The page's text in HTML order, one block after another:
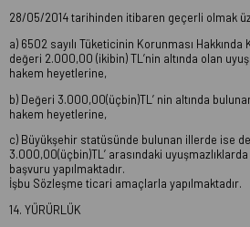
28/05/2014 tarihinden itibaren geçerli olmak
a) 6502 sayılı Tüketicinin Korunması
değeri 2.000,00 (ikibin) TL’nin altında olan
hakem heyetlerine,
b) Değeri 3.000,00(üçbin)TL’ nin altında
hakem heyetlerine,
c) Büyükşehir statüsünde bulunan illerde ise
3.000,00(üçbin)TL’ arasındaki
başvuru yapılmaktadır.
İşbu Sözleşme ticari amaçlarla yapılmaktadır.
14. YÜRÜRLÜK